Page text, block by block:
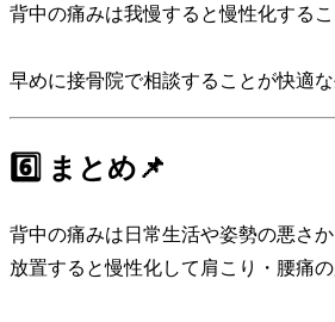
背中の痛みは我慢すると慢性化する
早めに接骨院で相談することが快適
6️⃣ まとめ📌
背中の痛みは日常生活や姿勢の悪さか
放置すると慢性化して肩こり・腰痛の